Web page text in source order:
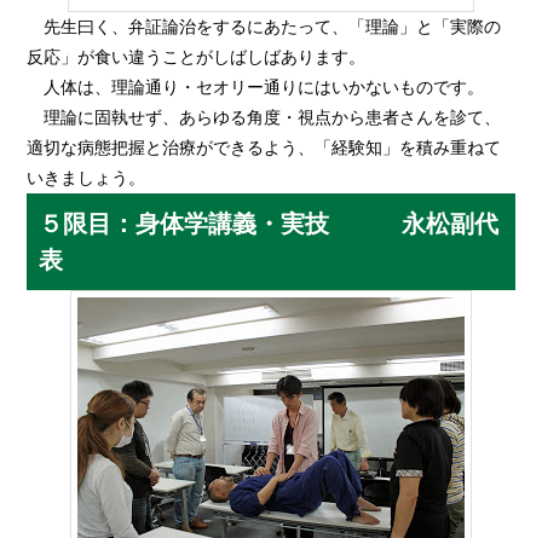
先生曰く、弁証論治をするにあたって、「理論」と「実際の
反応」が食い違うことがしばしばあります。
人体は、理論通り・セオリー通りにはいかないものです。
理論に固執せず、あらゆる角度・視点から患者さんを診て、
適切な病態把握と治療ができるよう、「経験知」を積み重ねて
いきましょう。
５限目：身体学講義・実技 永松副代
表